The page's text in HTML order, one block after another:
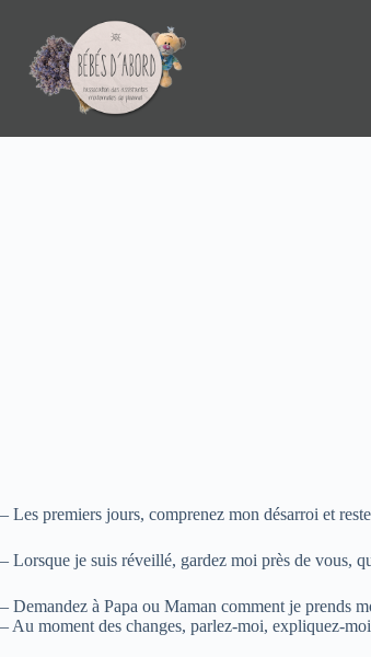
contenu
– Les premiers jours, comprenez mon désarroi et
– Lorsque je suis réveillé, gardez moi près de vous,
– Demandez à Papa ou Maman comment je prends
– Au moment des changes, parlez-moi, expliquez-